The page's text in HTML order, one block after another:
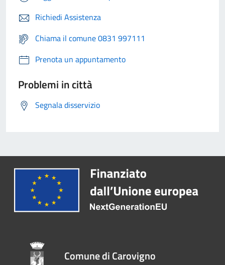
Richiedi Assistenza
Chiama il comune 0831 997111
Prenota un appuntamento
Problemi in città
Segnala disservizio
Comune di Carovigno